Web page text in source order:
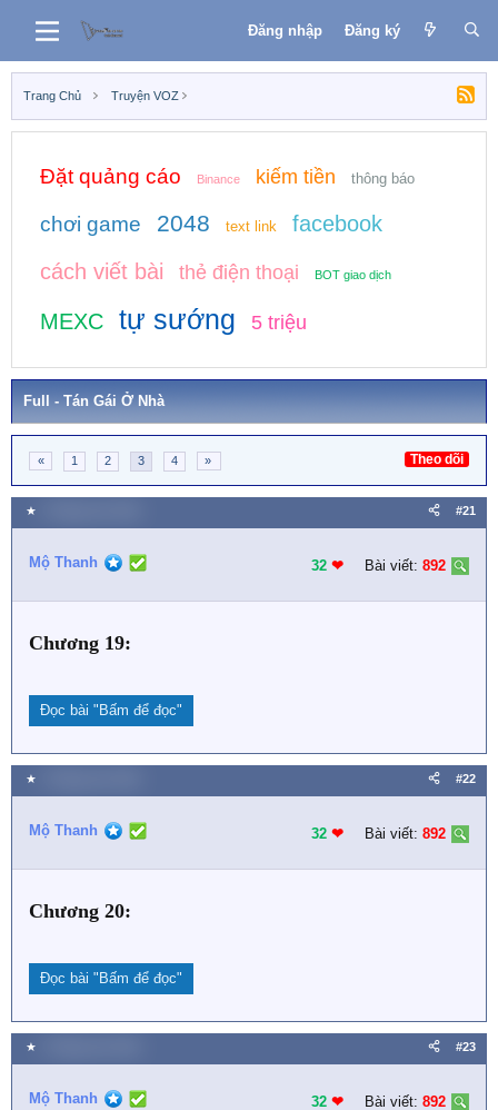
Đăng nhập Đăng ký
Trang Chủ Truyện VOZ
Đặt quảng cáo Binance kiếm tiền thông báo
chơi game 2048 text link
facebook
cách viết bài
thẻ điện thoại BOT giao dịch
MEXC tự sướng 5 triệu
Full - Tán Gái Ở Nhà
« 1 2 3 4 » Theo dõi
★ #21
Mộ Thanh 32 ❤︎ Bài viết: 892
Chương 19:
Đọc bài "Bấm để đọc"
★ #22
Mộ Thanh 32 ❤︎ Bài viết: 892
Chương 20:
Đọc bài "Bấm để đọc"
★ #23
Mộ Thanh 32 ❤︎ Bài viết: 892